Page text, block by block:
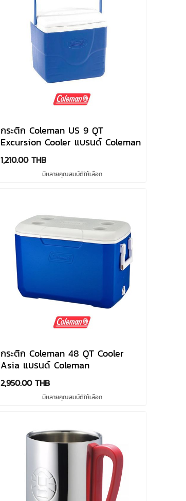
กระติก Coleman US 9 QT
Excursion Cooler แบรนด์ Coleman
1,210.00 THB
มีหลายคุณสมบัติให้เลือก
กระติก Coleman 48 QT Cooler
Asia แบรนด์ Coleman
2,950.00 THB
มีหลายคุณสมบัติให้เลือก